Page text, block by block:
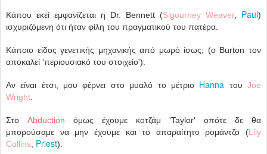
Κάπου εκεί εμφανίζεται η Dr. Bennett (Sigourney Weaver, Paul)
ισχυριζόμενη ότι ήταν φίλη του πραγματικού του πατέρα.
Κάποιο είδος γενετικής μηχανικής από μωρό ίσως; (ο Burton τον
αποκαλεί 'περιουσιακό του στοιχείο').
Αν είναι έτσι, μου φέρνει στο μυαλό το μέτριο Hanna τουJoe
Wright.
Στο Abduction όμως έχουμε κοτζάμ 'Taylor' οπότε δε θα
μπορούσαμε να μην έχουμε και το απαραίτητο ρομάντζο (Lily
Collins, Priest).